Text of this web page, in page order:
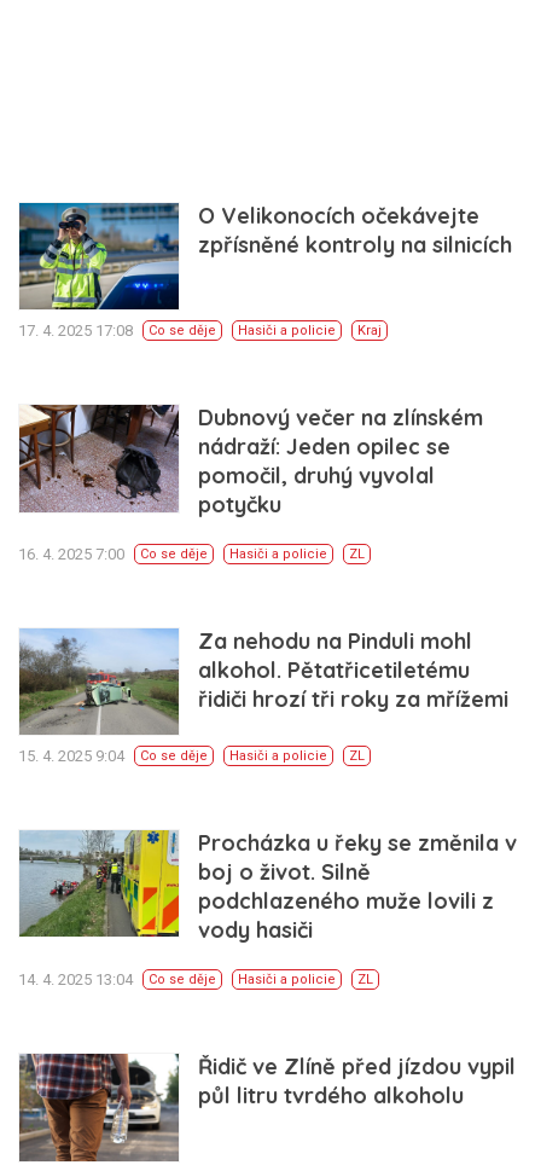
O Velikonocích očekávejte
zpřísněné kontroly na silnicích
17. 4. 2025 17:08 Co se děje Hasiči a policie Kraj
Dubnový večer na zlínském
nádraží: Jeden opilec se
pomočil, druhý vyvolal
potyčku
16. 4. 2025 7:00 Co se děje Hasiči a policie ZL
Za nehodu na Pinduli mohl
alkohol. Pětatřicetiletému
řidiči hrozí tři roky za mřížemi
15. 4. 2025 9:04 Co se děje Hasiči a policie ZL
Procházka u řeky se změnila v
boj o život. Silně
podchlazeného muže lovili z
vody hasiči
14. 4. 2025 13:04 Co se děje Hasiči a policie ZL
Řidič ve Zlíně před jízdou vypil
půl litru tvrdého alkoholu